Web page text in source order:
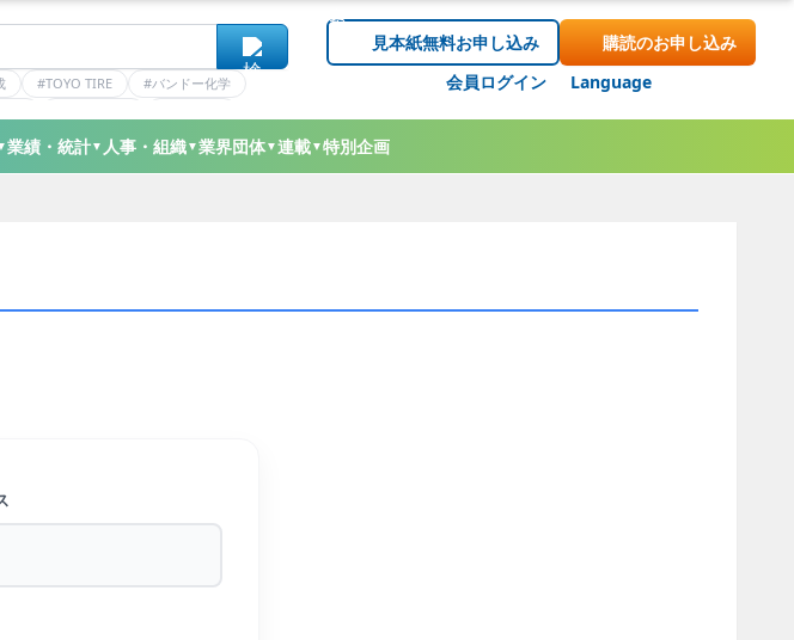
#TOYO TIRE
#バンドー化学
見本紙無料お申し込み
購読のお申し込み
会員ログイン
Language
業績・統計▼ 人事・組織▼業界団体▼連載▼特別企画